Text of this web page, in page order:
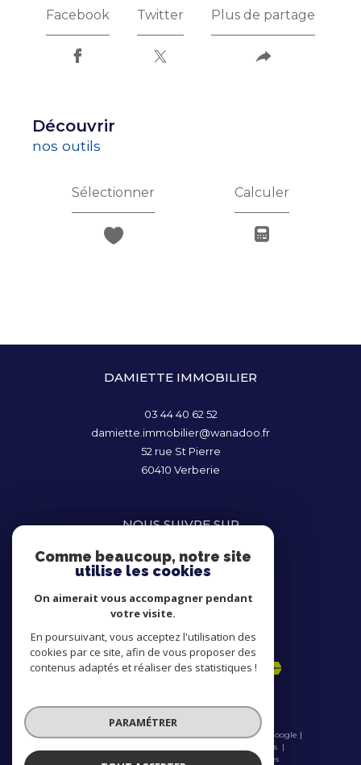
Facebook Twitter Plus de partage
découvrir
nos outils
Sélectionner Calculer
DAMIETTE IMMOBILIER
03 44 40 62 52
damiette.immobilier@wanadoo.fr
52 rue St Pierre
60410
Verberie
NOUS SUIVRE SUR
ADHÉRENTS
© 2026 | Tous droits réservés | Traduction powered by Google |
Mentions légales
Cookies
Comme beaucoup, notre site
utilise les cookies
On aimerait vous accompagner pendant
votre visite.
En poursuivant, vous acceptez l'utilisation des
cookies par ce site, afin de vous proposer des
contenus adaptés et réaliser des statistiques !
PARAMÉTRER